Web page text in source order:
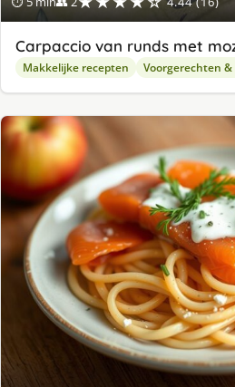
Carpaccio van runds met
Makkelijke recepten Voorgerechten &